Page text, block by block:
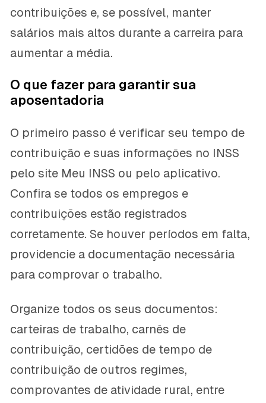
contribuições e, se possível, manter
salários mais altos durante a carreira para
aumentar a média.
O que fazer para garantir sua
aposentadoria
O primeiro passo é verificar seu tempo de
contribuição e suas informações no INSS
pelo site Meu INSS ou pelo aplicativo.
Confira se todos os empregos e
contribuições estão registrados
corretamente. Se houver períodos em falta,
providencie a documentação necessária
para comprovar o trabalho.
Organize todos os seus documentos:
carteiras de trabalho, carnês de
contribuição, certidões de tempo de
contribuição de outros regimes,
comprovantes de atividade rural, entre